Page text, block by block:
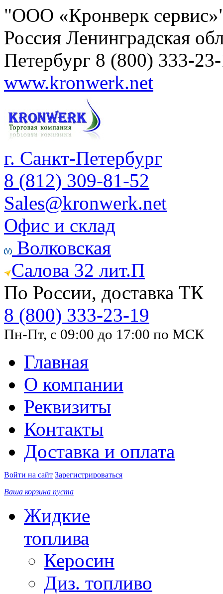
"ООО «Кронверк
Россия Ленинградская
Петербург 8 (800) 333-
www.kronwerk.net
г. Санкт-Петербург
8 (812) 309-81-52
Sales@kronwerk.net
Офис и склад
Волковская
Салова 32 лит.П
По России, доставка ТК
8 (800) 333-23-19
Пн-Пт, с 09:00 до 17:00 по МСК
Главная
О компании
Реквизиты
Контакты
Доставка и оплата
Войти на сайт Зарегистрироваться
Ваша корзина пуста
Жидкие
топлива
Керосин
Диз. топливо